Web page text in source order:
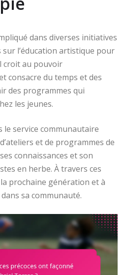
dans diverses initiatives
l’éducation artistique pour
croit au pouvoir
consacre du temps et des
des programmes qui
les jeunes.
le service communautaire
et de programmes de
connaissances et son
en herbe. À travers ces
prochaine génération et à
sa communauté.